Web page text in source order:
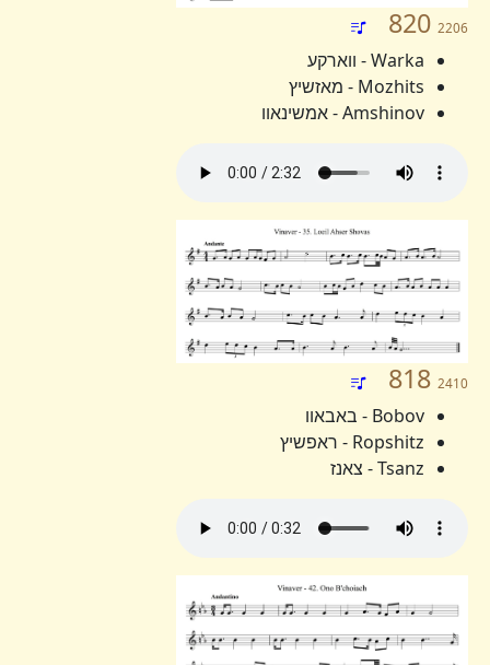
820 2206
Warka - ווארקע
Mozhits - מאזשיץ
Amshinov - אמשינאוו
818 2410
Bobov - באבאוו
Ropshitz - ראפשיץ
Tsanz - צאנז